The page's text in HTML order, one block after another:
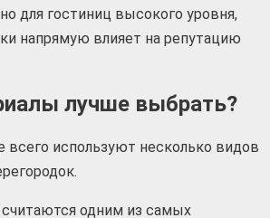
для гостиниц высокого уровня,
напрямую влияет на репутацию
лучше выбрать?
всего используют несколько видов
считаются одним из самых